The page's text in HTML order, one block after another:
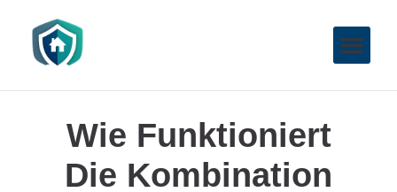
Wie Funktioniert
Die Kombination